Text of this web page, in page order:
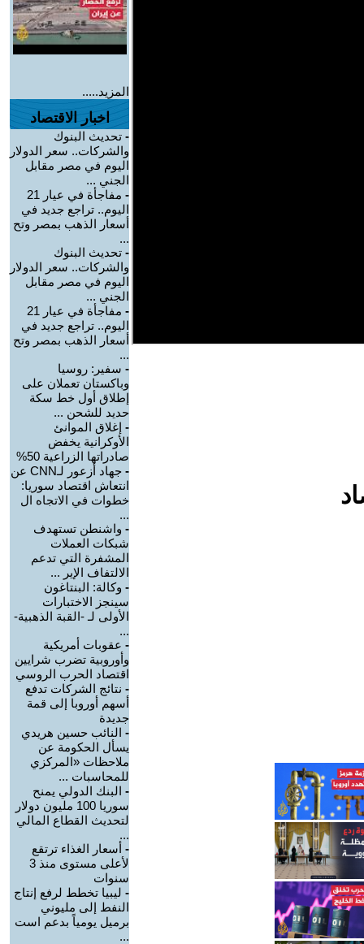
المزيد.....
اخبار الاقتصاد
- تحديث البنوك
والشركات.. سعر الدولار
اليوم في مصر مقابل
الجني ...
-
مفاجأة في عيار 21
اليوم.. تراجع جديد في
أسعار الذهب بمصر وتح
...
- تحديث البنوك
والشركات.. سعر الدولار
اليوم في مصر مقابل
الجني ...
-
مفاجأة في عيار 21
اليوم.. تراجع جديد في
أسعار الذهب بمصر وتح
...
- سفير: روسيا
وباكستان تعملان على
إطلاق أول خط سكة
حديد للشحن ...
- إغلاق الموانئ
الأوكرانية يخفض
صادراتها الزراعية 50%
-
جهاد أزعور لـCNN عن
انتعاش اقتصاد سوريا:
خطوات في الاتجاه ال
...
- واشنطن تستهدف
شبكات العملات
المشفرة التي تدعم
الالتفاف الإير ...
- وكالة: البنتاغون
سينجز الاختبارات
الأولى لـ -القبة الذهبية-
...
- عقوبات أمريكية
وأوروبية تضرب شرايين
اقتصاد الحرب الروسي
- نتائج الشركات تدفع
أسهم أوروبا إلى قمة
جديدة
- النائب حسين هريدي
يسأل الحكومة عن
ملاحظات «المركزي
للمحاسبات ...
- البنك الدولي يمنح
سوريا 100 مليون دولار
لتحديث القطاع المالي
...
- أسعار الغذاء ترتقع
لأعلى مستوى منذ 3
سنوات
- ليبيا تخطط لرفع إنتاج
النفط إلى مليوني
برميل يومياً بدعم است
...